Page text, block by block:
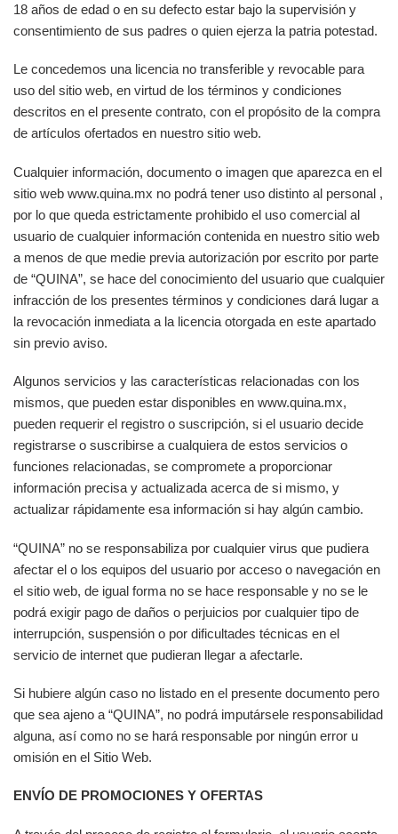
18 años de edad o en su defecto estar bajo la supervisión y
consentimiento de sus padres o quien ejerza la patria potestad.
Le concedemos una licencia no transferible y revocable para
uso del sitio web, en virtud de los términos y condiciones
descritos en el presente contrato, con el propósito de la compra
de artículos ofertados en nuestro sitio web.
Cualquier información, documento o imagen que aparezca en el
sitio web www.quina.mx no podrá tener uso distinto al personal ,
por lo que queda estrictamente prohibido el uso comercial al
usuario de cualquier información contenida en nuestro sitio web
a menos de que medie previa autorización por escrito por parte
de “QUINA”, se hace del conocimiento del usuario que cualquier
infracción de los presentes términos y condiciones dará lugar a
la revocación inmediata a la licencia otorgada en este apartado
sin previo aviso.
Algunos servicios y las características relacionadas con los
mismos, que pueden estar disponibles en www.quina.mx,
pueden requerir el registro o suscripción, si el usuario decide
registrarse o suscribirse a cualquiera de estos servicios o
funciones relacionadas, se compromete a proporcionar
información precisa y actualizada acerca de si mismo, y
actualizar rápidamente esa información si hay algún cambio.
“QUINA” no se responsabiliza por cualquier virus que pudiera
afectar el o los equipos del usuario por acceso o navegación en
el sitio web, de igual forma no se hace responsable y no se le
podrá exigir pago de daños o perjuicios por cualquier tipo de
interrupción, suspensión o por dificultades técnicas en el
servicio de internet que pudieran llegar a afectarle.
Si hubiere algún caso no listado en el presente documento pero
que sea ajeno a “QUINA”, no podrá imputársele responsabilidad
alguna, así como no se hará responsable por ningún error u
omisión en el Sitio Web.
ENVÍO DE PROMOCIONES Y OFERTAS